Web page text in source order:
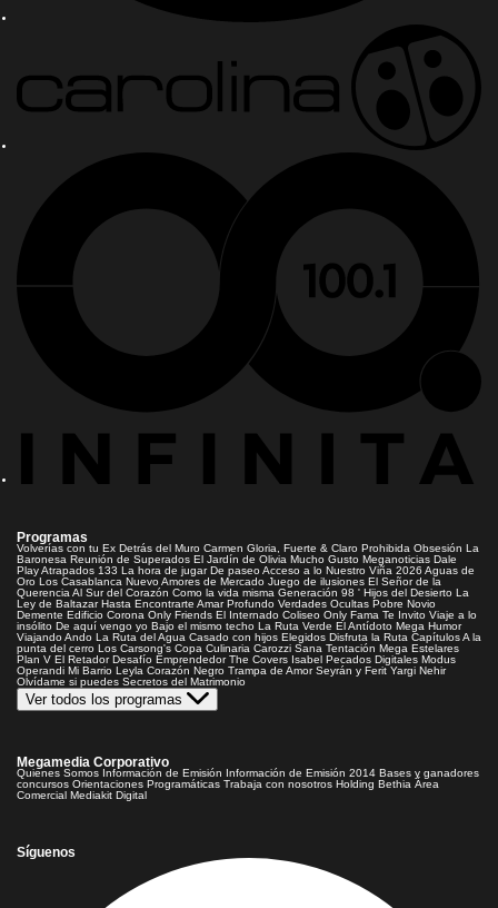
Programas
Volverías con tu Ex Detrás del Muro Carmen Gloria, Fuerte & Claro Prohibida Obsesión La
Baronesa Reunión de Superados El Jardín de Olivia Mucho Gusto Meganoticias Dale
PlayAtrapados 133 La hora de jugar De paseoAcceso a lo Nuestro Viña 2026 Aguas de
Oro Los Casablanca Nuevo Amores de Mercado Juego de ilusiones El Señor de la
Querencia Al Sur del Corazón Como la vida misma Generación 98 ' Hijos del Desierto La
Ley de Baltazar Hasta Encontrarte Amar Profundo Verdades Ocultas Pobre Novio
Demente Edificio Corona Only Friends El Internado Coliseo Only Fama Te Invito Viaje a lo
insólito De aquí vengo yo Bajo el mismo techo La Ruta Verde El Antídoto Mega Humor
Viajando Ando La Ruta del Agua Casado con hijos Elegidos Disfruta la Ruta CapítulosA la
punta del cerro Los Carsong's Copa Culinaria Carozzi Sana Tentación Mega Estelares
Plan V El Retador Desafío Emprendedor The Covers Isabel Pecados Digitales Modus
Operandi Mi Barrio Leyla Corazón Negro Trampa de Amor Seyrán y Ferit Yargi Nehir
Olvídame si puedes Secretos del Matrimonio
Ver todos los programas
Megamedia Corporativo
Quienes Somos Información de Emisión Información de Emisión 2014 Bases y ganadores
concursos Orientaciones Programáticas Trabaja con nosotros Holding Bethia Área
Comercial Mediakit Digital
Síguenos